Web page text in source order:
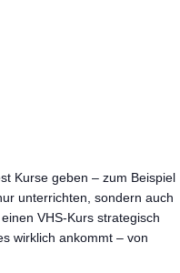
Kurse geben – zum Beispiel
unterrichten, sondern auch
VHS-Kurs strategisch
wirklich ankommt – von